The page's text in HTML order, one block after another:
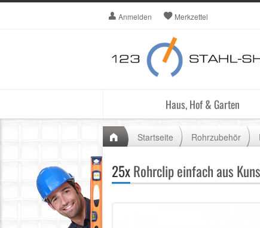
Anmelden Merkzettel
Haus, Hof & Garten
Startseite Rohrzubehör
25xRohrclip einfach aus